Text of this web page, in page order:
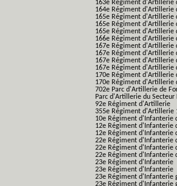
163e Régiment d'Artillerie
164e Régiment d'Artillerie
165e Régiment d'Artillerie
165e Régiment d'Artillerie
165e Régiment d'Artillerie
166e Régiment d'Artillerie
167e Régiment d'Artillerie
167e Régiment d'Artillerie
167e Régiment d'Artillerie
167e Régiment d'Artillerie
170e Régiment d'Artillerie
170e Régiment d'Artillerie
702e Parc d'Artillerie de
Parc d'Artillerie du Secteur
92e Régiment d'Artillerie
355e Régiment d'Artillerie
10e Régiment d'Infanterie
12e Régiment d'Infanterie
12e Régiment d'Infanterie
22e Régiment d'Infanterie
22e Régiment d'Infanterie
22e Régiment d'Infanterie
23e Régiment d'Infanterie
23e Régiment d'Infanterie
23e Régiment d'Infanterie
23e Régiment d'Infanterie